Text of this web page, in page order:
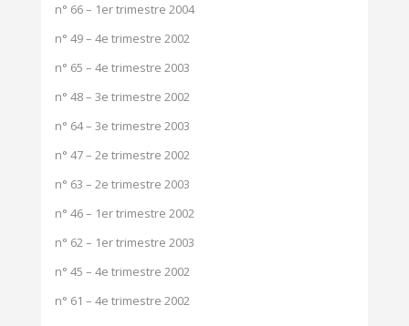
n° 66 – 1er trimestre 2004
n° 49 – 4e trimestre 2002
n° 65 – 4e trimestre 2003
n° 48 – 3e trimestre 2002
n° 64 – 3e trimestre 2003
n° 47 – 2e trimestre 2002
n° 63 – 2e trimestre 2003
n° 46 – 1er trimestre 2002
n° 62 – 1er trimestre 2003
n° 45 – 4e trimestre 2002
n° 61 – 4e trimestre 2002